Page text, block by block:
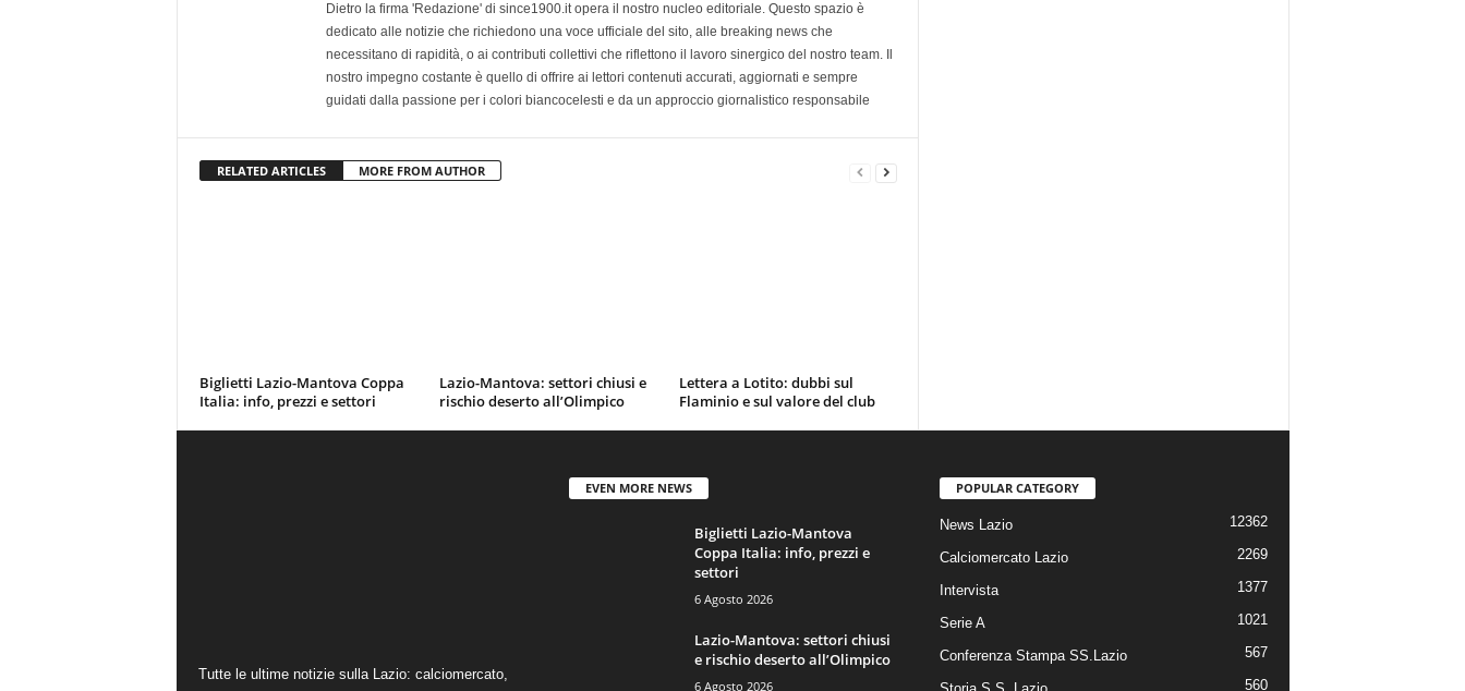
Dietro la firma 'Redazione' di since1900.it opera il nostro nucleo editoriale. Questo spazio è
dedicato alle notizie che richiedono una voce ufficiale del sito, alle breaking news che
necessitano di rapidità, o ai contributi collettivi che riflettono il lavoro sinergico del nostro team. Il
nostro impegno costante è quello di offrire ai lettori contenuti accurati, aggiornati e sempre
guidati dalla passione per i colori biancocelesti e da un approccio giornalistico responsabile
RELATED ARTICLES MORE FROM AUTHOR
Biglietti Lazio-Mantova Coppa
Italia: info, prezzi e settori
Lazio-Mantova: settori chiusi e
rischio deserto all’Olimpico
Lettera a Lotito: dubbi sul
Flaminio e sul valore del club
Tutte le ultime notizie sulla Lazio: calciomercato,
EVEN MORE NEWS
Biglietti Lazio-Mantova
Coppa Italia: info, prezzi e
settori
6 Agosto 2026
Lazio-Mantova: settori chiusi
e rischio deserto all’Olimpico
6 Agosto 2026
POPULAR CATEGORY
News Lazio 12362
Calciomercato Lazio 2269
Intervista 1377
Serie A 1021
Conferenza Stampa SS.Lazio 567
560